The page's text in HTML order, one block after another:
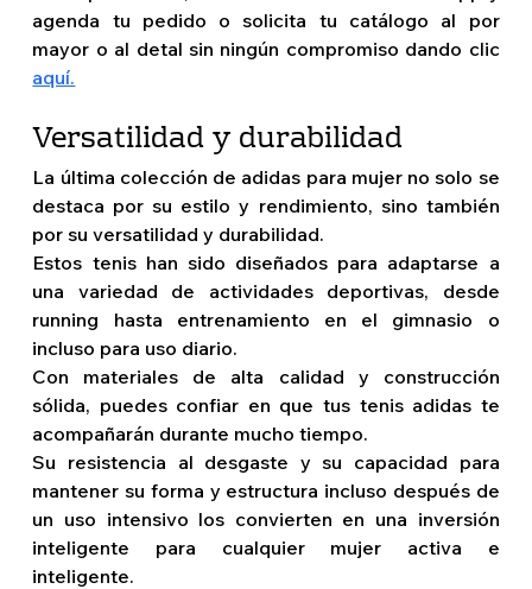
agenda tu pedido o solicita tu catálogo al por
aquí.
Versatilidad y durabilidad
La última colección de adidas para mujer no solo se
destaca por su estilo y rendimiento, sino también
por su versatilidad y durabilidad.
Estos tenis han sido diseñados para adaptarse a
una variedad de actividades deportivas, desde
running hasta entrenamiento en el gimnasio o
incluso para uso diario.
Con materiales de alta calidad y construcción
sólida, puedes confiar en que tus tenis adidas te
acompañarán durante mucho tiempo.
Su resistencia al desgaste y su capacidad para
mantener su forma y estructura incluso después de
un uso intensivo los convierten en una inversión
inteligente para cualquier mujer activa e
inteligente.